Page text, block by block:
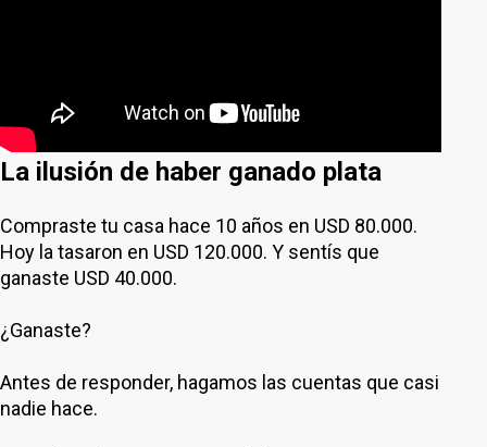
La ilusión de haber ganado plata
Compraste tu casa hace 10 años en USD 80.000.
Hoy la tasaron en USD 120.000. Y sentís que
ganaste USD 40.000.
¿Ganaste?
Antes de responder, hagamos las cuentas que casi
nadie hace.